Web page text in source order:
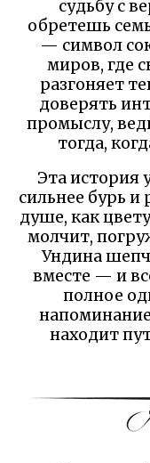
судьбу с
обретешь
— символ
миров, где
разгоняет
доверять
промыслу,
тогда,
Эта история
сильнее бурь и
душе, как
молчит,
Ундина
вместе — и
полное
находит